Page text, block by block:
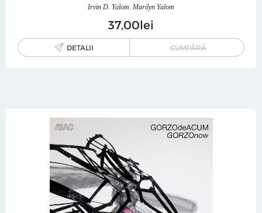
Irvin D. Yalom, Marilyn Yalom
37 00lei
DETALII CUMPĂRĂ